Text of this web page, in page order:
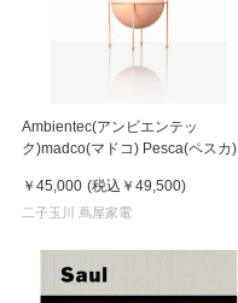
Ambientec(アンビエンテッ
ク)madco(マドコ) Pesca(ペスカ)
￥45,000 (税込 ￥49,500)
二子玉川 蔦屋家電